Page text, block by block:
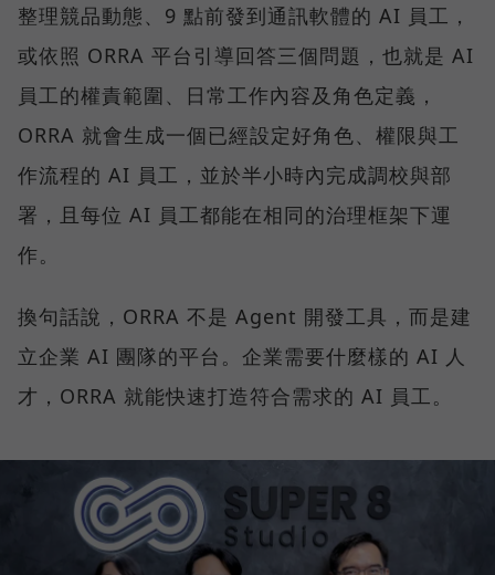
整理競品動態、9 點前發到通訊軟體的 AI 員工，
或依照 ORRA 平台引導回答三個問題，也就是 AI
員工的權責範圍、日常工作內容及角色定義，
ORRA 就會生成一個已經設定好角色、權限與工
作流程的 AI 員工，並於半小時內完成調校與部
署，且每位 AI 員工都能在相同的治理框架下運
作。
換句話說，ORRA 不是 Agent 開發工具，而是建
立企業 AI 團隊的平台。企業需要什麼樣的 AI 人
才，ORRA 就能快速打造符合需求的 AI 員工。